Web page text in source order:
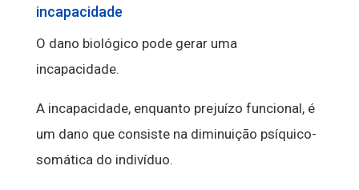
incapacidade
O dano biológico pode gerar uma
incapacidade.
A incapacidade, enquanto prejuízo funcional, é
um dano que consiste na diminuição psíquico-
somática do indivíduo.